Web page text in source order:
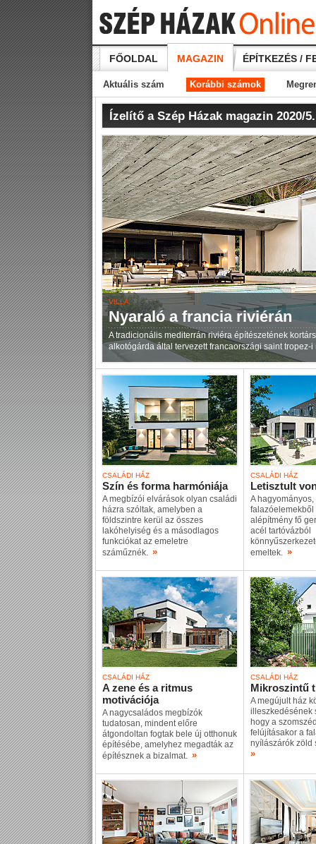
FŐOLDAL MAGAZIN ÉPÍTKEZÉS /
Aktuális szám Korábbi számok
Ízelítő a Szép Házak magazin 2020/
VILLA
Nyaraló a francia riviérán
A tradicionális mediterrán riviéra építészetének
alkotógárda által tervezett francaországi saint tropez-i
CSALÁDI HÁZ
Szín és forma harmóniája
A megbízói elvárások olyan családi
házra szóltak, amelyben a
földszintre kerül az összes
lakóhelyiség és a másodlagos
funkciókat az emeletre
száműznék. »
CSALÁDI HÁZ
Letisztult
A
alépítmény fő
acél tartóvázból
emeltek. »
CSALÁDI HÁZ
A zene és a ritmus
motivációja
A nagycsaládos megbízók
tudatosan, mindent előre
átgondoltan fogtak bele új otthonuk
építésébe, amelyhez megadták az
építésznek a bizalmat. »
CSALÁDI HÁZ
Mikroszintű
A megújult ház
illeszkedésének
hogy a
felújításakor a
nyílászárók zöld
»